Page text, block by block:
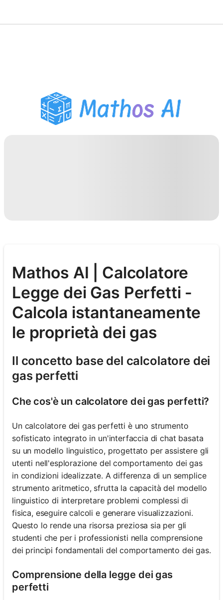
Assistente Compiti PDF
Strumenti di studio
Mathos AI | Calcolatore
Legge dei Gas Perfetti -
Calcola istantaneamente
le proprietà dei gas
Il concetto base del calcolatore dei
gas perfetti
Che cos'è un calcolatore dei gas perfetti?
Un calcolatore dei gas perfetti è uno strumento
sofisticato integrato in un'interfaccia di chat basata
su un modello linguistico, progettato per assistere gli
utenti nell'esplorazione del comportamento dei gas
in condizioni idealizzate. A differenza di un semplice
strumento aritmetico, sfrutta la capacità del modello
linguistico di interpretare problemi complessi di
fisica, eseguire calcoli e generare visualizzazioni.
Questo lo rende una risorsa preziosa sia per gli
studenti che per i professionisti nella comprensione
dei principi fondamentali del comportamento dei gas.
Comprensione della legge dei gas
perfetti